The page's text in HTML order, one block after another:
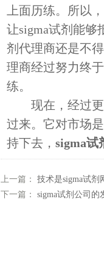
上面历练。所以
让sigma试剂能够
剂代理商还是不
理商经过努力终
练。
现在，经过更
过来。它对市场
持下去， sigma试
上一篇： 技术是sigma试剂
下一篇： sigma试剂公司